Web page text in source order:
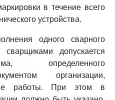
в течение всего
устройства.
одного сварного
сварщиками допускается
определенного
организации,
работы. При этом в